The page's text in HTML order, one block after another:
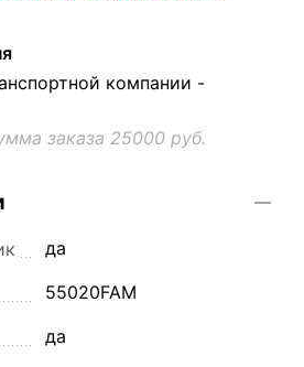
компании -
заказа 25000 руб.
да
55020FAM
да